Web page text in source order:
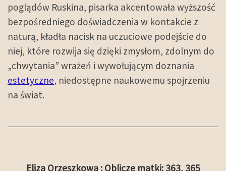
poglądów Ruskina, pisarka akcentowała wyższość
bezpośredniego doświadczenia w kontakcie z
naturą, kładła nacisk na uczuciowe podejście do
niej, które rozwija się dzięki zmysłom, zdolnym do
„chwytania” wrażeń i wywołującym doznania
estetyczne, niedostępne naukowemu spojrzeniu
na świat.
Eliza Orzeszkowa : Oblicze matki: 363, 365